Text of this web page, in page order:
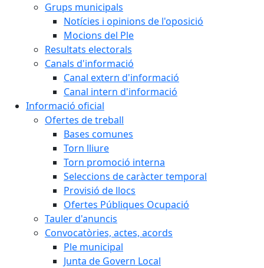
Grups municipals
Notícies i opinions de l'oposició
Mocions del Ple
Resultats electorals
Canals d'informació
Canal extern d'informació
Canal intern d'informació
Informació oficial
Ofertes de treball
Bases comunes
Torn lliure
Torn promoció interna
Seleccions de caràcter temporal
Provisió de llocs
Ofertes Públiques Ocupació
Tauler d'anuncis
Convocatòries, actes, acords
Ple municipal
Junta de Govern Local